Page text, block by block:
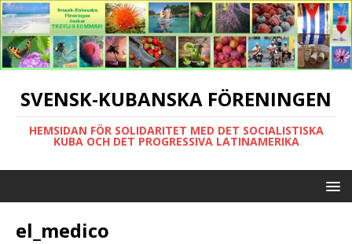
SVENSK-KUBANSKA FÖRENINGEN
HEMSIDAN FÖR SOLIDARITET MED DET SOCIALISTISKA
KUBA OCH DET PROGRESSIVA LATINAMERIKA
el_medico